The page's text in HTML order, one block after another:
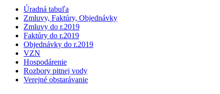
Úradná tabuľa
Zmluvy, Faktúry, Objednávky
Zmluvy do r.2019
Faktúry do r.2019
Objednávky do r.2019
VZN
Hospodárenie
Rozbory pitnej vody
Verejné obstarávanie